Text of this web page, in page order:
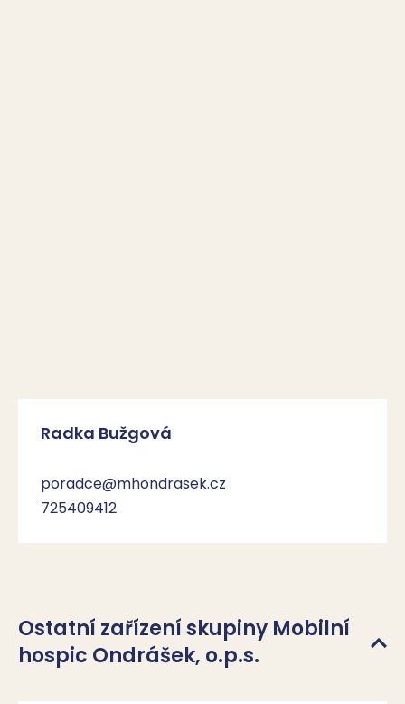
Radka Bužgová
poradce@mhondrasek.cz
725409412
Ostatní zařízení skupiny Mobilní
hospic Ondrášek, o.p.s.